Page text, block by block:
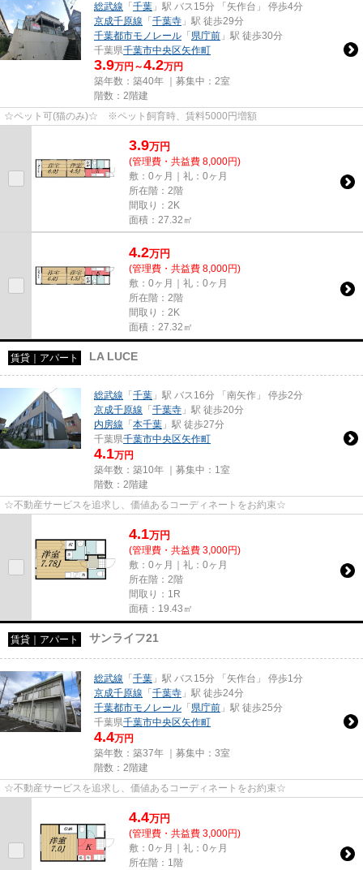
総武線 「 千葉 」駅 バス15分 「矢作台」 停歩4分
京成千原線 「 千葉寺 」駅 徒歩29分
千葉都市モノレール 「 県庁前 」駅 徒歩30分
千葉県千葉市中央区矢作町
3.9万円～4.2万円
築年数：築40年 ｜募集中： 2室
階数：2階建
☆ペット可(猫のみ)☆ ※ペット飼育時、賃料5000円増額
3.9万円
(管理費・共益費 8,000円)
敷：0ヶ月｜礼：0ヶ月
所在階：2階
間取り：2K
面積：27.32㎡
4.2万円
(管理費・共益費 8,000円)
敷：0ヶ月｜礼：0ヶ月
所在階：2階
間取り：2K
面積：27.32㎡
賃貸｜アパート LA LUCE
総武線 「 千葉 」駅 バス16分 「南矢作」 停歩2分
京成千原線 「 千葉寺 」駅 徒歩20分
内房線 「 本千葉 」駅 徒歩27分
千葉県千葉市中央区矢作町
4.1万円
築年数：築10年 ｜募集中： 1室
階数：2階建
☆不動産サービスを追求し、価値あるコーディネートをお約束☆
4.1万円
(管理費・共益費 3,000円)
敷：0ヶ月｜礼：0ヶ月
所在階：2階
間取り：1R
面積：19.43㎡
賃貸｜アパート サンライフ21
総武線 「 千葉 」駅 バス15分 「矢作台」 停歩1分
京成千原線 「 千葉寺 」駅 徒歩24分
千葉都市モノレール 「 県庁前 」駅 徒歩25分
千葉県千葉市中央区矢作町
4.4万円
築年数：築37年 ｜募集中： 3室
階数：2階建
☆不動産サービスを追求し、価値あるコーディネートをお約束☆
4.4万円
(管理費・共益費 3,000円)
敷：0ヶ月｜礼：0ヶ月
所在階：1階